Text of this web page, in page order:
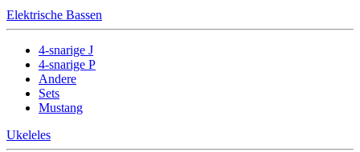
Elektrische Bassen
4-snarige J
4-snarige P
Andere
Sets
Mustang
Ukeleles